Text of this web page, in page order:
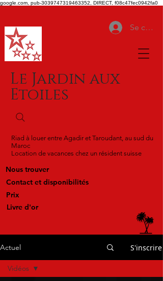
google.com, pub-3039747319463352, DIRECT, f08c47fec0942fa0
Se
Le Jardin aux
Etoiles
Riad à louer entre Agadir et Taroudant, au sud du
Maroc
Location de vacances chez un résident suisse
Nous trouver
Contact et disponibilités
Prix
Livre d'or
Actuel S'inscrire
Vidéos